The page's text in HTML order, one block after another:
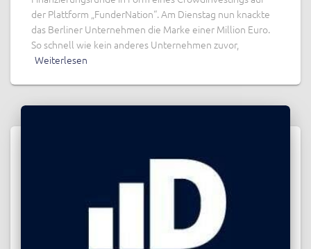
der Plattform „FunderNation“. Am Dienstag nun knackte
das Berliner Unternehmen die Marke einer Million Euro.
So schnell wie kein anderes Unternehmen zuvor,
Weiterlesen